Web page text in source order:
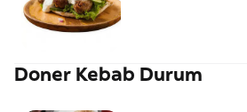
Doner Kebab Durum